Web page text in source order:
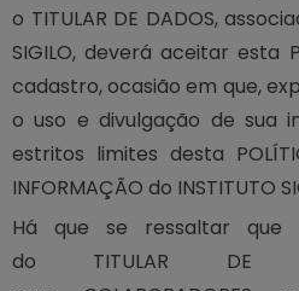
o TITULAR DE DADOS,
SIGILO, deverá aceitar esta
cadastro, ocasião em que,
o uso e divulgação de sua
estritos limites desta
INFORMAÇÃO do INSTITUTO
Há que se ressaltar que
do TITULAR